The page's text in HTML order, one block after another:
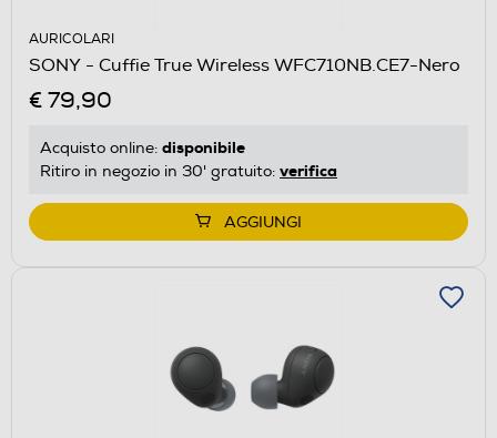
AURICOLARI
SONY - Cuffie True Wireless WFC710NB.CE7-Nero
€ 79,90
Acquisto online: disponibile
Ritiro in negozio in 30' gratuito: verifica
AGGIUNGI